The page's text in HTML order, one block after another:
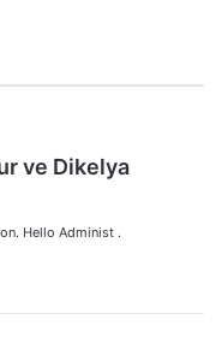
ve Dikelya
Hello Administ .